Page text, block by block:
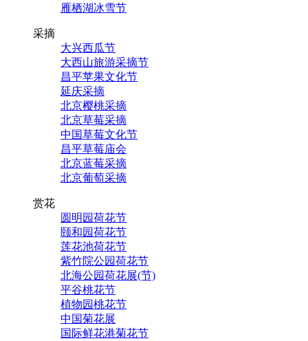
雁栖湖冰雪节
采摘
大兴西瓜节
大西山旅游采摘节
昌平苹果文化节
延庆采摘
北京樱桃采摘
北京草莓采摘
中国草莓文化节
昌平草莓庙会
北京蓝莓采摘
北京葡萄采摘
赏花
圆明园荷花节
颐和园荷花节
莲花池荷花节
紫竹院公园荷花节
北海公园荷花展(节)
平谷桃花节
植物园桃花节
中国菊花展
国际鲜花港菊花节